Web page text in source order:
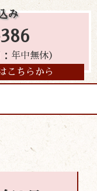
み
年中無休）
こちらから